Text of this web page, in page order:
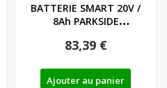
BATTERIE SMART 20V /
8Ah PARKSIDE
A1...
83,39 €
Ajouter au panier